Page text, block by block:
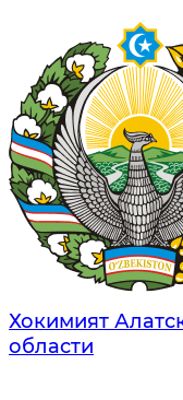
Хокимият
области